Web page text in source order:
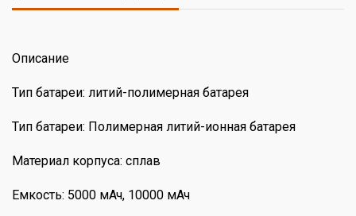
Описание
Тип батареи: литий-полимерная батарея
Тип батареи: Полимерная литий-ионная батарея
Материал корпуса: сплав
Емкость: 5000 мАч, 10000 мАч